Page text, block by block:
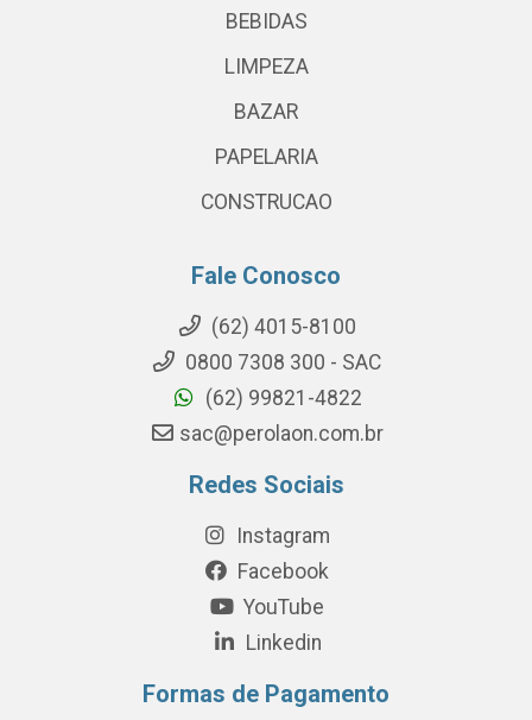
BEBIDAS
LIMPEZA
BAZAR
PAPELARIA
CONSTRUCAO
Fale Conosco
(62) 4015-8100
0800 7308 300 - SAC
(62) 99821-4822
sac@perolaon.com.br
Redes Sociais
Instagram
Facebook
YouTube
Linkedin
Formas de Pagamento